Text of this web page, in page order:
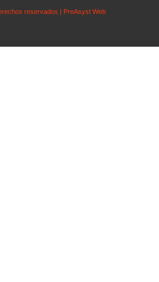
reservados | PreAsyst Web